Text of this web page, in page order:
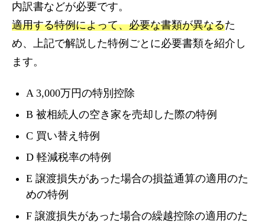
内訳書などが必要です。
適用する特例によって、必要な書類が異なるた
め、上記で解説した特例ごとに必要書類を紹介し
ます。
A 3,000万円の特別控除
B 被相続人の空き家を売却した際の特例
C 買い替え特例
D 軽減税率の特例
E 譲渡損失があった場合の損益通算の適用のた
めの特例
F 譲渡損失があった場合の繰越控除の適用のた